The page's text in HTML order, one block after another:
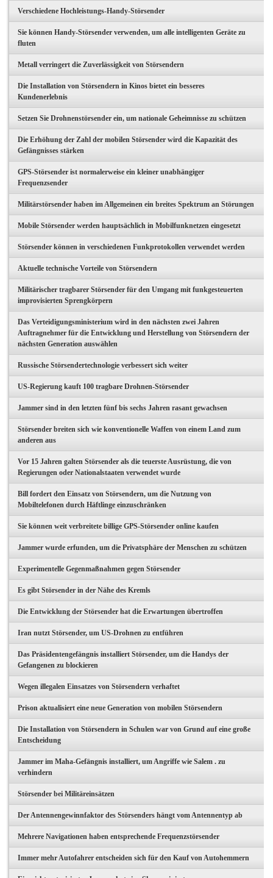
Verschiedene Hochleistungs-Handy-Störsender
Sie können Handy-Störsender verwenden, um alle intelligenten Geräte zu
fluten
Metall verringert die Zuverlässigkeit von Störsendern
Die Installation von Störsendern in Kinos bietet ein besseres
Kundenerlebnis
Setzen Sie Drohnenstörsender ein, um nationale Geheimnisse zu schützen
Die Erhöhung der Zahl der mobilen Störsender wird die Kapazität des
Gefängnisses stärken
GPS-Störsender ist normalerweise ein kleiner unabhängiger
Frequenzsender
Militärstörsender haben im Allgemeinen ein breites Spektrum an Störungen
Mobile Störsender werden hauptsächlich in Mobilfunknetzen eingesetzt
Störsender können in verschiedenen Funkprotokollen verwendet werden
Aktuelle technische Vorteile von Störsendern
Militärischer tragbarer Störsender für den Umgang mit funkgesteuerten
improvisierten Sprengkörpern
Das Verteidigungsministerium wird in den nächsten zwei Jahren
Auftragnehmer für die Entwicklung und Herstellung von Störsendern der
nächsten Generation auswählen
Russische Störsendertechnologie verbessert sich weiter
US-Regierung kauft 100 tragbare Drohnen-Störsender
Jammer sind in den letzten fünf bis sechs Jahren rasant gewachsen
Störsender breiten sich wie konventionelle Waffen von einem Land zum
anderen aus
Vor 15 Jahren galten Störsender als die teuerste Ausrüstung, die von
Regierungen oder Nationalstaaten verwendet wurde
Bill fordert den Einsatz von Störsendern, um die Nutzung von
Mobiltelefonen durch Häftlinge einzuschränken
Sie können weit verbreitete billige GPS-Störsender online kaufen
Jammer wurde erfunden, um die Privatsphäre der Menschen zu schützen
Experimentelle Gegenmaßnahmen gegen Störsender
Es gibt Störsender in der Nähe des Kremls
Die Entwicklung der Störsender hat die Erwartungen übertroffen
Iran nutzt Störsender, um US-Drohnen zu entführen
Das Präsidentengefängnis installiert Störsender, um die Handys der
Gefangenen zu blockieren
Wegen illegalen Einsatzes von Störsendern verhaftet
Prison aktualisiert eine neue Generation von mobilen Störsendern
Die Installation von Störsendern in Schulen war von Grund auf eine große
Entscheidung
Jammer im Maha-Gefängnis installiert, um Angriffe wie Salem . zu
verhindern
Störsender bei Militäreinsätzen
Der Antennengewinnfaktor des Störsenders hängt vom Antennentyp ab
Mehrere Navigationen haben entsprechende Frequenzstörsender
Immer mehr Autofahrer entscheiden sich für den Kauf von Autohemmern